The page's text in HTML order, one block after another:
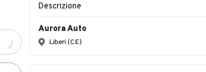
Descrizione
Aurora Auto
Liberi (CE)